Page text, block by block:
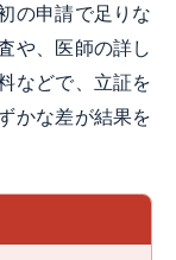
の申請で足りな
や、医師の詳し
などで、立証を
かな差が結果を